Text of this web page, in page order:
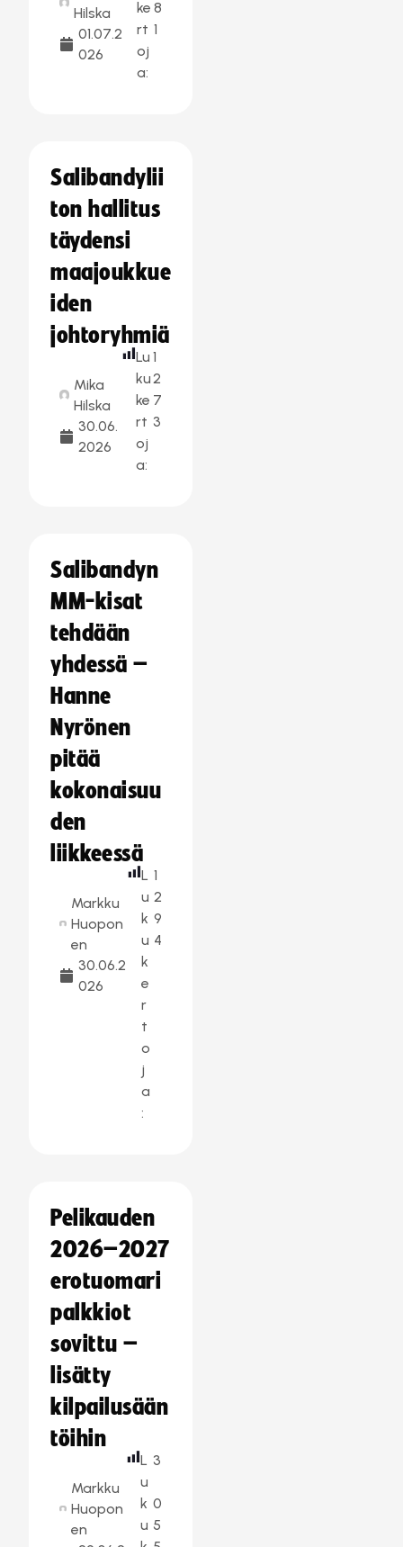
Hilska
01.07.2
026
ke
rt
oj
a:
8
1
Salibandylii
ton hallitus
täydensi
maajoukkue
iden
johtoryhmiä
Mika
Hilska
30.06.
2026
Lu
ku
ke
rt
oj
a:
1
2
7
3
Salibandyn
MM-kisat
tehdään
yhdessä –
Hanne
Nyrönen
pitää
kokonaisuu
den
liikkeessä
Markku
Huopon
en
30.06.2
026
L
u
k
u
k
e
r
t
o
j
a
:
1
2
9
4
Pelikauden
2026–2027
erotuomari
palkkiot
sovittu –
lisätty
kilpailusään
töihin
Markku
Huopon
en
L
u
k
u
3
0
5